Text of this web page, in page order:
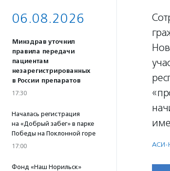
06.08.2026
Минздрав уточнил
правила передачи
пациентам
незарегистрированных
в России препаратов
17:30
Началась регистрация
на «Добрый забег» в парке
Победы на Поклонной горе
17:00
Фонд «Наш Норильск»
АСИ-